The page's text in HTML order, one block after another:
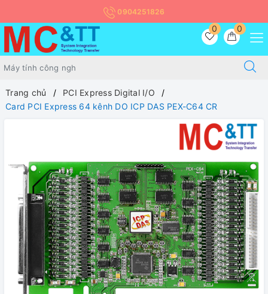
0904251826
0
0
Trang chủ
PCI Express Digital I/O
Card PCI Express 64 kênh DO ICP DAS PEX-C64 CR